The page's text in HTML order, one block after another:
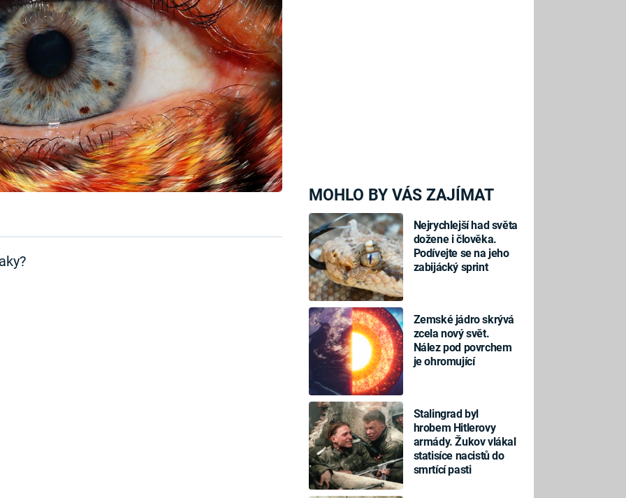
MOHLO BY VÁS ZAJÍMAT
Nejrychlejší had světa
dožene i člověka.
Podívejte se na jeho
zabijácký sprint
Zemské jádro skrývá
zcela nový svět.
Nález pod povrchem
je ohromující
Stalingrad byl
hrobem Hitlerovy
armády. Žukov vlákal
statisíce nacistů do
smrtící pasti